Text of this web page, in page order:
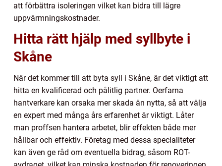
att förbättra isoleringen vilket kan bidra till lägre
uppvärmningskostnader.
Hitta rätt hjälp med syllbyte i
Skåne
När det kommer till att byta syll i Skåne, är det viktigt att
hitta en kvalificerad och pålitlig partner. Oerfarna
hantverkare kan orsaka mer skada än nytta, så att välja
en expert med många års erfarenhet är viktigt. Låter
man proffsen hantera arbetet, blir effekten både mer
hållbar och effektiv. Företag med dessa specialiteter
kan även ge råd om eventuella bidrag, såsom ROT-